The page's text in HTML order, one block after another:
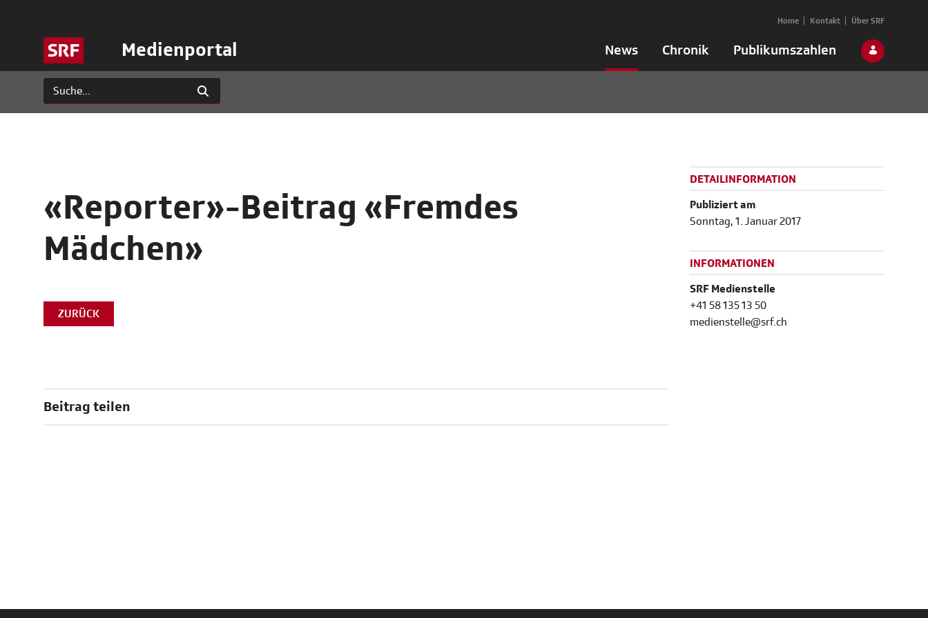
Medienportal News Chronik Publikumszahlen
Home Kontakt Über SRF
«Reporter»-Beitrag «Fremdes
Mädchen»
ZURÜCK
Beitrag teilen
DETAILINFORMATION
Publiziert am
Sonntag, 1. Januar 2017
INFORMATIONEN
SRF Medienstelle
+41 58 135 13 50
medienstelle@srf.ch